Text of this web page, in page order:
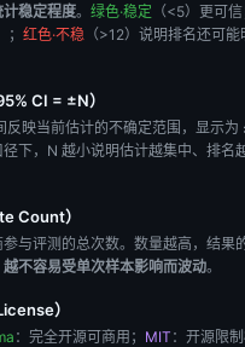
计稳定程度。 绿色·稳定 （<5）更可信
红色·不稳 （>12）说明排名还可能
CI = ±N）
反映当前估计的不确定范围，显示为
下，N 越小说明估计越集中、排名
Count）
与评测的总次数。数量越高，结果
不容易受单次样本影响而波动。
）
：完全开源可商用； MIT ：开源限制